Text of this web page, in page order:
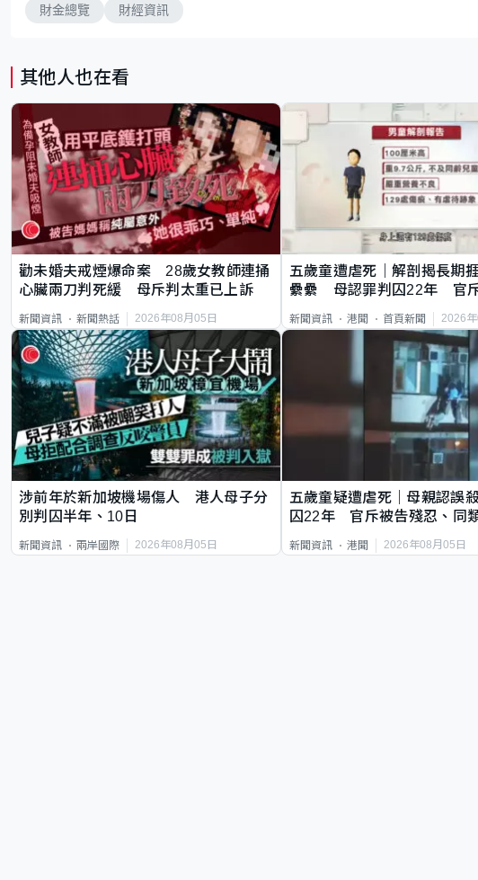
財金總覽 財經資訊
其他人也在看
勸未婚夫戒煙爆命案 28歲女教師連捅
心臟兩刀判死緩 母斥判太重已上訴
新聞資訊 新聞熱話 2026年08月05日
五歲童遭虐死｜解剖揭長期
纍纍 母認罪判囚22年 官
新聞資訊 港聞 首頁新聞 2026
涉前年於新加坡機場傷人 港人母子分
別判囚半年、10日
新聞資訊 兩岸國際 2026年08月05日
五歲童疑遭虐死｜母親認誤
囚22年 官斥被告殘忍、同
新聞資訊 港聞 2026年08月05日